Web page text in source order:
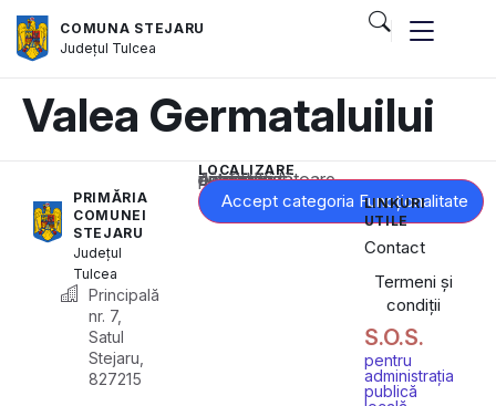
COMUNA STEJARU
Județul Tulcea
Valea Germataluilui
PRIMĂRIA
COMUNEI
STEJARU
Județul
Tulcea
Principală
nr. 7,
Satul
Stejaru,
827215
LOCALIZARE
Acest conținut este blocat până când acceptați categoria corespunzătoare de cookie-uri.
Accept categoria Funcționalitate
LINKURI
UTILE
Contact
Termeni și
condiții
S.O.S.
pentru
administrația
publică